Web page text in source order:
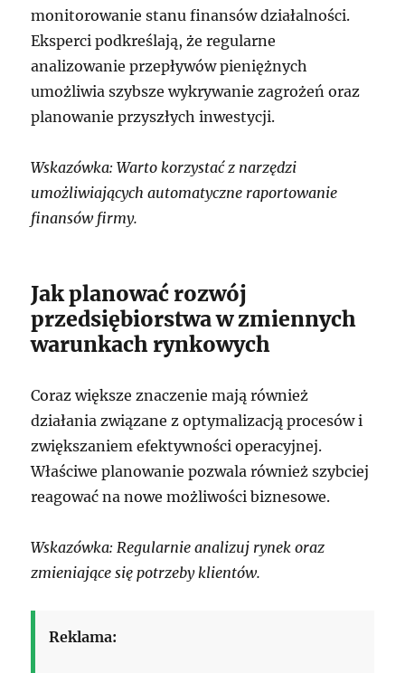
monitorowanie stanu finansów działalności.
Eksperci podkreślają, że regularne
analizowanie przepływów pieniężnych
umożliwia szybsze wykrywanie zagrożeń oraz
planowanie przyszłych inwestycji.
Wskazówka: Warto korzystać z narzędzi
umożliwiających automatyczne raportowanie
finansów firmy.
Jak planować rozwój
przedsiębiorstwa w zmiennych
warunkach rynkowych
Coraz większe znaczenie mają również
działania związane z optymalizacją procesów i
zwiększaniem efektywności operacyjnej.
Właściwe planowanie pozwala również szybciej
reagować na nowe możliwości biznesowe.
Wskazówka: Regularnie analizuj rynek oraz
zmieniające się potrzeby klientów.
Reklama: